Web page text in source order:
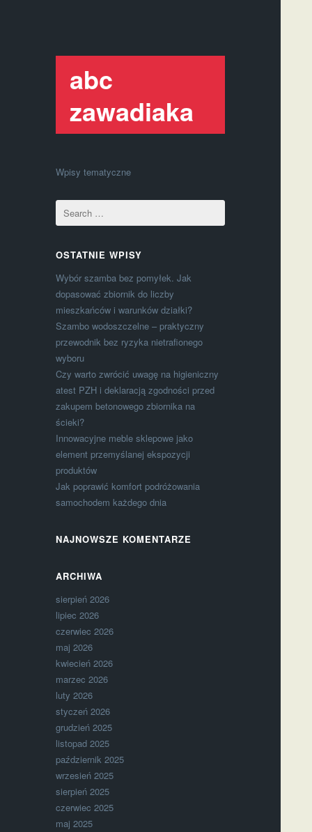
abc
zawadiaka
Wpisy tematyczne
OSTATNIE WPISY
Wybór szamba bez pomyłek. Jak
dopasować zbiornik do liczby
mieszkańców i warunków działki?
Szambo wodoszczelne – praktyczny
przewodnik bez ryzyka nietrafionego
wyboru
Czy warto zwrócić uwagę na higieniczny
atest PZH i deklaracją zgodności przed
zakupem betonowego zbiornika na
ścieki?
Innowacyjne meble sklepowe jako
element przemyślanej ekspozycji
produktów
Jak poprawić komfort podróżowania
samochodem każdego dnia
NAJNOWSZE KOMENTARZE
ARCHIWA
sierpień 2026
lipiec 2026
czerwiec 2026
maj 2026
kwiecień 2026
marzec 2026
luty 2026
styczeń 2026
grudzień 2025
listopad 2025
październik 2025
wrzesień 2025
sierpień 2025
czerwiec 2025
maj 2025